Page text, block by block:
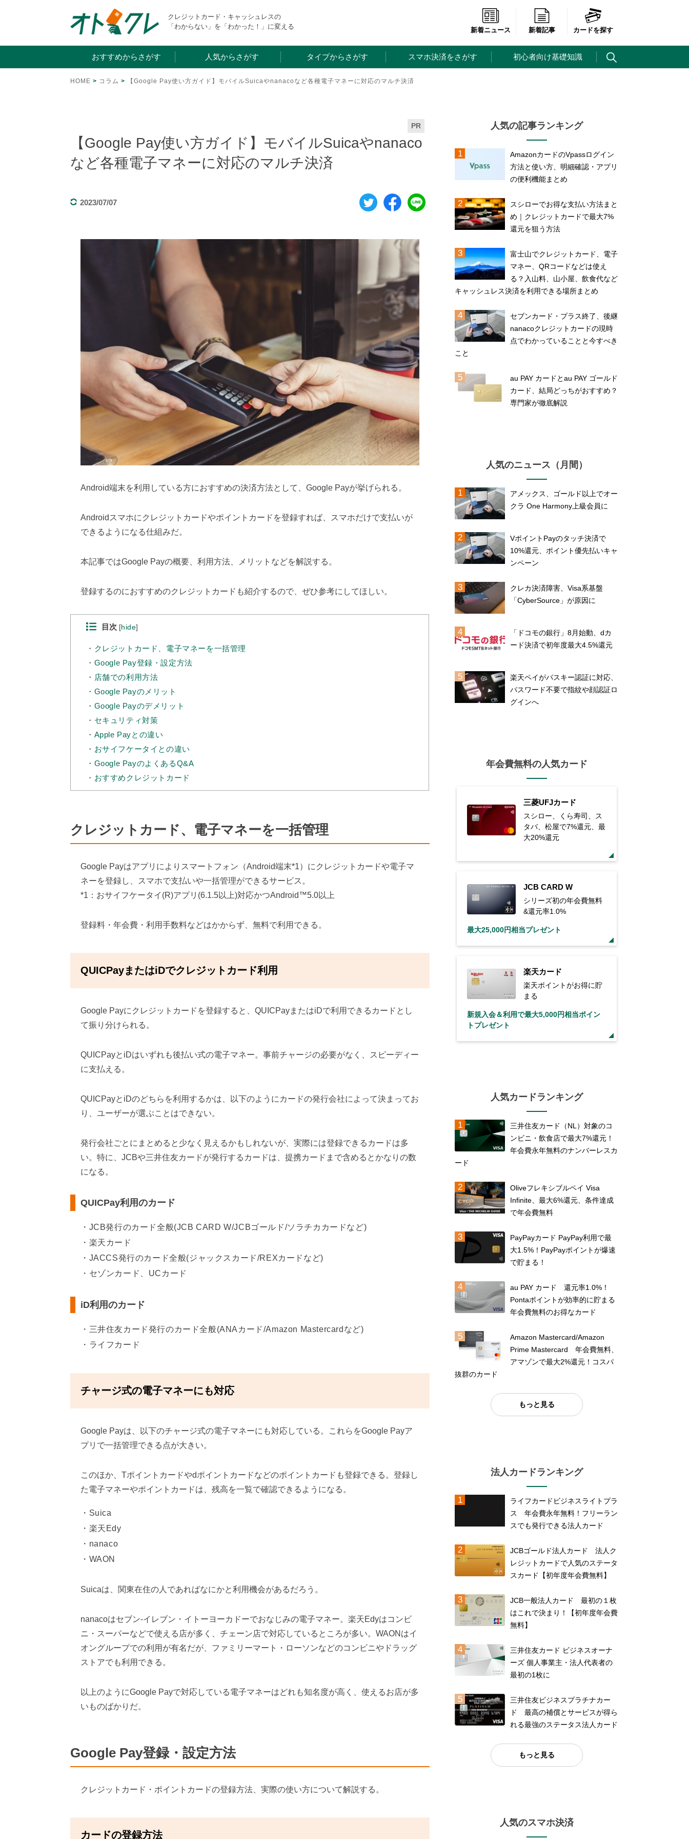
クレジットカード・キャッシュレスの
「わからない」を「わかった！」に変える
新着ニュース 新着記事 カードを探す
おすすめからさがす 人気からさがす タイプからさがす スマホ決済をさがす 初心者向け基礎知識
HOME > コラム > 【Google Pay使い方ガイド】モバイルSuicaやnanacoなど各種電子マネーに対応のマルチ決済
PR
【Google Pay使い方ガイド】モバイルSuicaやnanaco
など各種電子マネーに対応のマルチ決済
2023/07/07
Android端末を利用している方におすすめの決済方法として、Google Payが挙げられる。
Androidスマホにクレジットカードやポイントカードを登録すれば、スマホだけで支払いが
できるようになる仕組みだ。
本記事ではGoogle Payの概要、利用方法、メリットなどを解説する。
登録するのにおすすめのクレジットカードも紹介するので、ぜひ参考にしてほしい。
目次 [hide]
クレジットカード、電子マネーを一括管理
Google Pay登録・設定方法
店舗での利用方法
Google Payのメリット
Google Payのデメリット
セキュリティ対策
Apple Payとの違い
おサイフケータイとの違い
Google PayのよくあるQ&A
おすすめクレジットカード
クレジットカード、電子マネーを一括管理
Google Payはアプリによりスマートフォン（Android端末*1）にクレジットカードや電子マ
ネーを登録し、スマホで支払いや一括管理ができるサービス。
*1：おサイフケータイ(R)アプリ(6.1.5以上)対応かつAndroid™5.0以上
登録料・年会費・利用手数料などはかからず、無料で利用できる。
QUICPayまたはiDでクレジットカード利用
Google Payにクレジットカードを登録すると、QUICPayまたはiDで利用できるカードとし
て振り分けられる。
QUICPayとiDはいずれも後払い式の電子マネー。事前チャージの必要がなく、スピーディー
に支払える。
QUICPayとiDのどちらを利用するかは、以下のようにカードの発行会社によって決まってお
り、ユーザーが選ぶことはできない。
発行会社ごとにまとめると少なく見えるかもしれないが、実際には登録できるカードは多
い。特に、JCBや三井住友カードが発行するカードは、提携カードまで含めるとかなりの数
になる。
QUICPay利用のカード
JCB発行のカード全般(JCB CARD W/JCBゴールド/ソラチカカードなど)
楽天カード
JACCS発行のカード全般(ジャックスカード/REXカードなど)
セゾンカード、UCカード
iD利用のカード
三井住友カード発行のカード全般(ANAカード/Amazon Mastercardなど)
ライフカード
チャージ式の電子マネーにも対応
Google Payは、以下のチャージ式の電子マネーにも対応している。これらをGoogle Payア
プリで一括管理できる点が大きい。
このほか、Tポイントカードやdポイントカードなどのポイントカードも登録できる。登録し
た電子マネーやポイントカードは、残高を一覧で確認できるようになる。
Suica
楽天Edy
nanaco
WAON
Suicaは、関東在住の人であればなにかと利用機会があるだろう。
nanacoはセブン-イレブン・イトーヨーカドーでおなじみの電子マネー。楽天Edyはコンビ
ニ・スーパーなどで使える店が多く、チェーン店で対応しているところが多い。WAONはイ
オングループでの利用が有名だが、ファミリーマート・ローソンなどのコンビニやドラッグ
ストアでも利用できる。
以上のようにGoogle Payで対応している電子マネーはどれも知名度が高く、使えるお店が多
いものばかりだ。
Google Pay登録・設定方法
クレジットカード・ポイントカードの登録方法、実際の使い方について解説する。
カードの登録方法
人気の記事ランキング
AmazonカードのVpassログイン
方法と使い方、明細確認・アプリ
の便利機能まとめ
スシローでお得な支払い方法まと
め｜クレジットカードで最大7%
還元を狙う方法
富士山でクレジットカード、電子
マネー、QRコードなどは使え
る？入山料、山小屋、飲食代など
キャッシュレス決済を利用できる場所まとめ
セブンカード・プラス終了、後継
nanacoクレジットカードの現時
点でわかっていることと今すべき
こと
au PAY カードとau PAY ゴールド
カード、結局どっちがおすすめ？
専門家が徹底解説
人気のニュース（月間）
アメックス、ゴールド以上でオー
クラ One Harmony上級会員に
VポイントPayのタッチ決済で
10%還元、ポイント優先払いキャ
ンペーン
クレカ決済障害、Visa系基盤
「CyberSource」が原因に
「ドコモの銀行」8月始動、dカ
ード決済で初年度最大4.5%還元
楽天ペイがパスキー認証に対応、
パスワード不要で指紋や顔認証ロ
グインへ
年会費無料の人気カード
三菱UFJカード
スシロー、くら寿司、ス
タバ、松屋で7%還元、最
大20%還元
JCB CARD W
シリーズ初の年会費無料
&還元率1.0%
最大25,000円相当プレゼント
楽天カード
楽天ポイントがお得に貯
まる
新規入会＆利用で最大5,000円相当ポイン
トプレゼント
人気カードランキング
三井住友カード（NL）対象のコ
ンビニ・飲食店で最大7%還元！
年会費永年無料のナンバーレスカ
ード
Oliveフレキシブルペイ Visa
Infinite、最大6%還元、条件達成
で年会費無料
PayPayカード PayPay利用で最
大1.5%！PayPayポイントが爆速
で貯まる！
au PAY カード 還元率1.0%！
Pontaポイントが効率的に貯まる
年会費無料のお得なカード
Amazon Mastercard/Amazon
Prime Mastercard 年会費無料、
アマゾンで最大2%還元！コスパ
抜群のカード
もっと見る
法人カードランキング
ライフカードビジネスライトプラ
ス 年会費永年無料！フリーラン
スでも発行できる法人カード
JCBゴールド法人カード 法人ク
レジットカードで人気のステータ
スカード【初年度年会費無料】
JCB一般法人カード 最初の１枚
はこれで決まり！【初年度年会費
無料】
三井住友カード ビジネスオーナ
ーズ 個人事業主・法人代表者の
最初の1枚に
三井住友ビジネスプラチナカー
ド 最高の補償とサービスが得ら
れる最強のステータス法人カード
もっと見る
人気のスマホ決済